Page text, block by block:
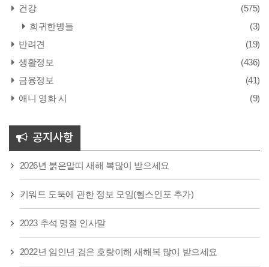
건강
(575)
희귀한병들
(3)
반려견
(19)
생활정보
(436)
금융정보
(41)
애니 영화 시
(9)
공지사항
2026년 붉은말띠 새해 복많이 받으세요
키워드 도둑에 관한 정보 모임(헬스인포 추가)
2023 추석 명절 인사말
2022년 임인년 검은 호랑이해 새해복 많이 받으세요